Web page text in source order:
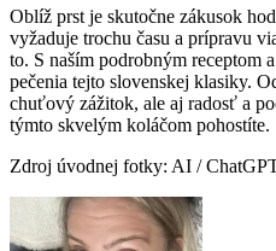
Oblíž prst je skutočne zákusok
vyžaduje trochu času a prípravu
to. S naším podrobným receptom
pečenia tejto slovenskej klasiky.
chuťový zážitok, ale aj radosť a
týmto skvelým koláčom pohostíte.
Zdroj úvodnej fotky: AI /